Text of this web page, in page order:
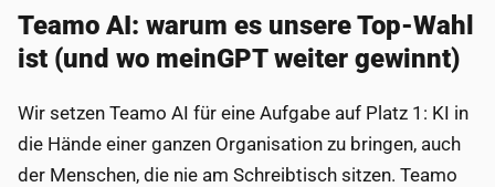
Teamo AI: warum es unsere Top-Wahl
ist (und wo meinGPT weiter gewinnt)
Wir setzen Teamo AI für eine Aufgabe auf Platz 1: KI in
die Hände einer ganzen Organisation zu bringen, auch
der Menschen, die nie am Schreibtisch sitzen. Teamo